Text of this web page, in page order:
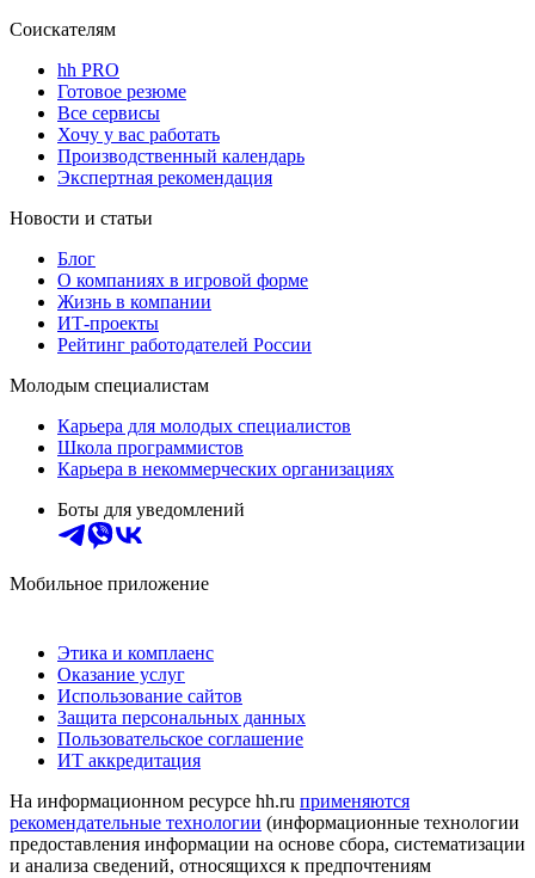
Соискателям
hh PRO
Готовое резюме
Все сервисы
Хочу у вас работать
Производственный календарь
Экспертная рекомендация
Новости и статьи
Блог
О компаниях в игровой форме
Жизнь в компании
ИТ-проекты
Рейтинг работодателей России
Молодым специалистам
Карьера для молодых специалистов
Школа программистов
Карьера в некоммерческих организациях
Боты для уведомлений
Мобильное приложение
Этика и комплаенс
Оказание услуг
Использование сайтов
Защита персональных данных
Пользовательское соглашение
ИТ аккредитация
На информационном ресурсе hh.ru применяются
рекомендательные технологии (информационные технологии
предоставления информации на основе сбора, систематизации
и анализа сведений, относящихся к предпочтениям